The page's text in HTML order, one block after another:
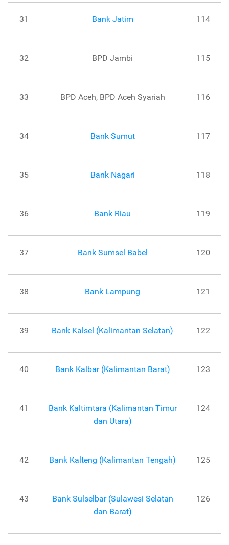
31 Bank Jatim 114
32 BPD Jambi 115
33 BPD Aceh, BPD Aceh Syariah 116
34 Bank Sumut 117
35 Bank Nagari 118
36 Bank Riau 119
37 Bank Sumsel Babel 120
38 Bank Lampung 121
39 Bank Kalsel (Kalimantan Selatan) 122
40 Bank Kalbar (Kalimantan Barat) 123
41
Bank Kaltimtara (Kalimantan Timur
dan Utara)
124
42 Bank Kalteng (Kalimantan Tengah) 125
43
Bank Sulselbar (Sulawesi Selatan
dan Barat)
126